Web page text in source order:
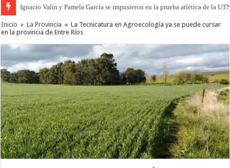
Ignacio Valín y Pamela García se impusieron en la prueba atlética de la
Traigo el litoral en mi canción: 100 años de Aníbal Sampayo
Inicio » La Provincia » La Tecnicatura en Agroecología ya se puede cursar
en la provincia de Entre Ríos